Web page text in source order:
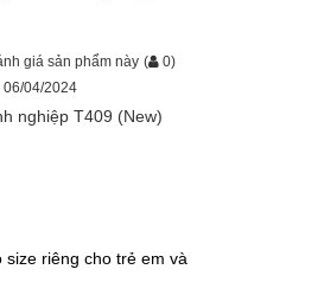
giá sản phẩm này ( 0)
06/04/2024
nghiệp T409 (New)
size riêng cho trẻ em và